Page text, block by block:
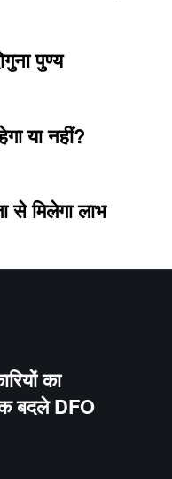
पुण्य
या नहीं?
से मिलेगा लाभ
का
बदले DFO